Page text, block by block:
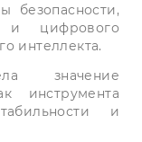
безопасности,
и цифрового
интеллекта.
значение
инструмента
и